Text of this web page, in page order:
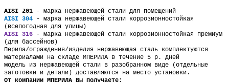
AISI 201 - марка нержавеющей стали для помещений
AISI 304 - марка нержавеющей стали коррозионностойкая
(всепогодная для улицы)
AISI 316 - марка нержавеющей стали коррозионностойкая премиум
(для бассейнов)
Перила/ограждения/изделия нержавеющая сталь комплектуются
материалами на складе МПЕРИЛА в течение 5 р. дней
модель из нержавеющей стали в разобранном виде (отдельные
заготовки и детали) доставляются на место установки.
От компании МПЕРИЛА Вы получаете: